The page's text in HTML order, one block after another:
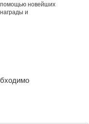
помощью новейших
и